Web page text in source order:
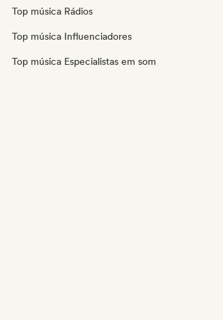
Top música Rádios
Top música Influenciadores
Top música Especialistas em som